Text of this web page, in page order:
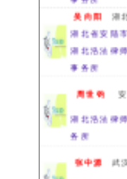
吴向阳 湖北
湖北省安陆市
湖北浩法律师
事务所
周世钧
湖北浩法律
务所
张中源 武